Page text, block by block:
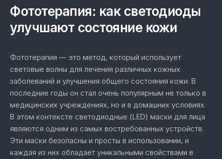
Фототерапия: как светодиоды
улучшают состояние кожи
Фототерапия — это метод, который использует
световые волны для лечения различных кожных
заболеваний и улучшения общего состояния кожи. В
последние годы он стал очень популярным не только в
медицинских учреждениях, но и в домашних условиях.
В этом контексте светодиодные (LED) маски для лица
являются одним из самых востребованных устройств.
Эти маски безопасны и просты в использовании, и
каждая из них обладает уникальными свойствами в